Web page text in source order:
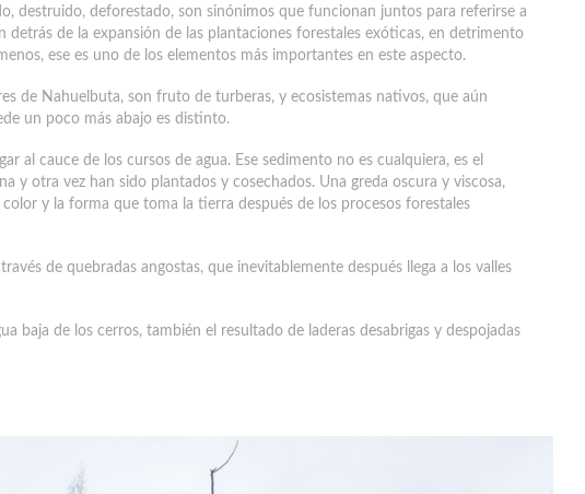
destruido, deforestado, son sinónimos que funcionan juntos para referirse a
detrás de la expansión de las plantaciones forestales exóticas, en detrimento
ese es uno de los elementos más importantes en este aspecto.
de Nahuelbuta, son fruto de turberas, y ecosistemas nativos, que aún
un poco más abajo es distinto.
al cauce de los cursos de agua. Ese sedimento no es cualquiera, es el
y otra vez han sido plantados y cosechados. Una greda oscura y viscosa,
y la forma que toma la tierra después de los procesos forestales
de quebradas angostas, que inevitablemente después llega a los valles
baja de los cerros, también el resultado de laderas desabrigas y despojadas